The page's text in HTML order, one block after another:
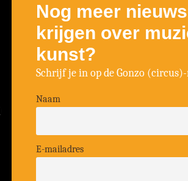
Nog meer nieuws
krijgen over
kunst?
Schrijf je in op de Gonzo
Naam
E-mailadres